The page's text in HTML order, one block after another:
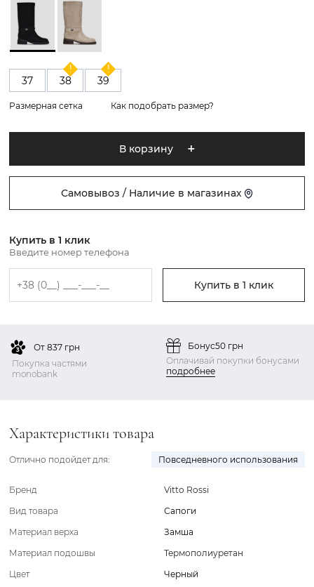
37 38 39
Размерная сетка Как подобрать размер?
В корзину
Самовывоз / Наличие в магазинах
Купить в 1 клик
Введите номер телефона
Купить в 1 клик
От 837 грн
Покупка частями
monobank
Бонус50 грн
Оплачивай покупки бонусами
подробнее
Характеристики товара
Отлично подойдет для: Повседневного использования
Бренд
Vitto Rossi
Вид товара
Сапоги
Материал верха
Замша
Материал подошвы
Термополиуретан
Цвет
Черный